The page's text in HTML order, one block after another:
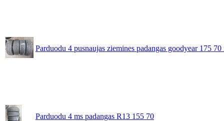
Parduodu 4 pusnaujas ziemines padangas goodyear 175 70
Parduodu 4 ms padangas R13 155 70